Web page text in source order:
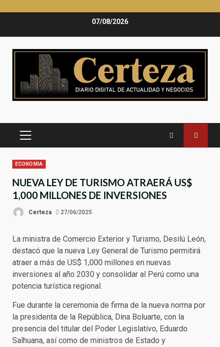
07/08/2026
MENÚ
ECONOMIA
NUEVA LEY DE TURISMO ATRAERÁ US$
1,000 MILLONES DE INVERSIONES
Certeza 27/06/2025
La ministra de Comercio Exterior y Turismo, Desilú León,
destacó que la nueva Ley General de Turismo permitirá
atraer a más de US$ 1,000 millones en nuevas
inversiones al año 2030 y consolidar al Perú como una
potencia turística regional.
Fue durante la ceremonia de firma de la nueva norma por
la presidenta de la República, Dina Boluarte, con la
presencia del titular del Poder Legislativo, Eduardo
Salhuana, así como de ministros de Estado y